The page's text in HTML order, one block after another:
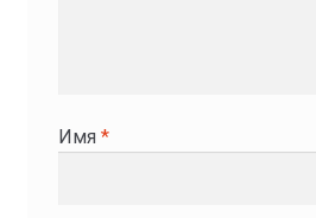
Имя *